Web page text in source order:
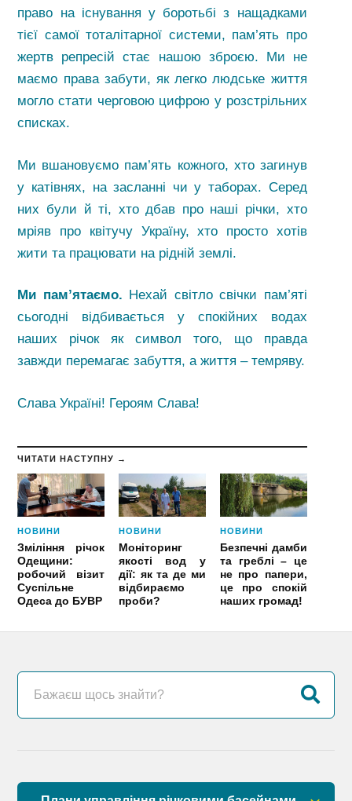
право на існування у боротьбі з нащадками
тієї самої тоталітарної системи, пам’ять про
жертв репресій стає нашою зброєю. Ми не
маємо права забути, як легко людське життя
могло стати черговою цифрою у розстрільних
списках.
Ми вшановуємо пам’ять кожного, хто загинув
у катівнях, на засланні чи у таборах. Серед
них були й ті, хто дбав про наші річки, хто
мріяв про квітучу Україну, хто просто хотів
жити та працювати на рідній землі.
Ми пам’ятаємо.
Нехай світло свічки пам’яті
сьогодні відбивається у спокійних водах
наших річок як символ того, що правда
завжди перемагає забуття, а життя – темряву.
Слава Україні! Героям Слава!
ЧИТАТИ НАСТУПНУ →
НОВИНИ
Зміління річок
Одещини:
робочий візит
Суспільне
Одеса до БУВР
НОВИНИ
Моніторинг
якості вод у
дії: як та де ми
відбираємо
проби?
НОВИНИ
Безпечні дамби
та греблі – це
не про папери,
це про спокій
наших громад!